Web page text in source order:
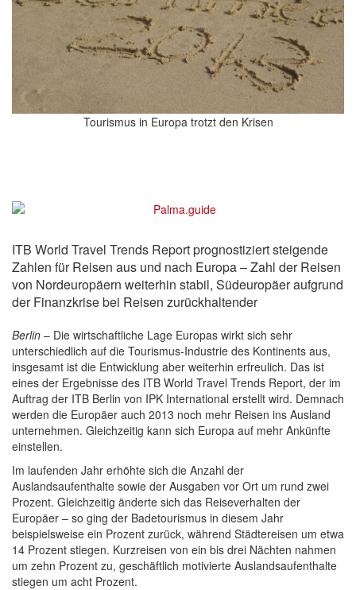
Tourismus in Europa trotzt den Krisen
ITB World Travel Trends Report prognostiziert steigende
Zahlen für Reisen aus und nach Europa – Zahl der Reisen
von Nordeuropäern weiterhin stabil, Südeuropäer aufgrund
der Finanzkrise bei Reisen zurückhaltender
Berlin – Die wirtschaftliche Lage Europas wirkt sich sehr
unterschiedlich auf die Tourismus-Industrie des Kontinents aus,
insgesamt ist die Entwicklung aber weiterhin erfreulich. Das ist
eines der Ergebnisse des ITB World Travel Trends Report, der im
Auftrag der ITB Berlin von IPK International erstellt wird. Demnach
werden die Europäer auch 2013 noch mehr Reisen ins Ausland
unternehmen. Gleichzeitig kann sich Europa auf mehr Ankünfte
einstellen.
Im laufenden Jahr erhöhte sich die Anzahl der
Auslandsaufenthalte sowie der Ausgaben vor Ort um rund zwei
Prozent. Gleichzeitig änderte sich das Reiseverhalten der
Europäer – so ging der Badetourismus in diesem Jahr
beispielsweise ein Prozent zurück, während Städtereisen um etwa
14 Prozent stiegen. Kurzreisen von ein bis drei Nächten nahmen
um zehn Prozent zu, geschäftlich motivierte Auslandsaufenthalte
stiegen um acht Prozent.